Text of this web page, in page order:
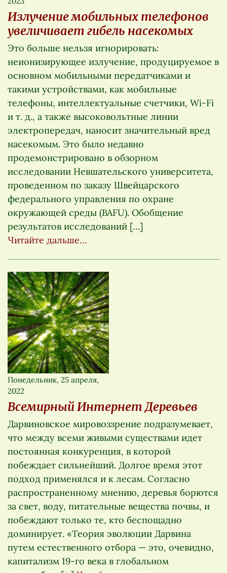
Излучение мобильных телефонов
увеличивает гибель насекомых
Это больше нельзя игнорировать:
неионизирующее излучение, продуцируемое в
основном мобильными передатчиками и
такими устройствами, как мобильные
телефоны, интеллектуальные счетчики, Wi-Fi
и т. д., а также высоковольтные линии
электропередач, наносит значительный вред
насекомым. Это было недавно
продемонстрировано в обзорном
исследовании Невшательского университета,
проведенном по заказу Швейцарского
федерального управления по охране
окружающей среды (BAFU). Обобщение
результатов исследований […]
Читайте дальше…
Понедельник, 25 апреля,
2022
Всемирный Интернет Деревьев
Дарвиновское мировоззрение подразумевает,
что между всеми живыми существами идет
постоянная конкуренция, в которой
побеждает сильнейший. Долгое время этот
подход применялся и к лесам. Согласно
распространенному мнению, деревья борются
за свет, воду, питательные вещества почвы, и
побеждают только те, кто беспощадно
доминирует. «Теория эволюции Дарвина
путем естественного отбора — это, очевидно,
капитализм 19-го века в глобальном